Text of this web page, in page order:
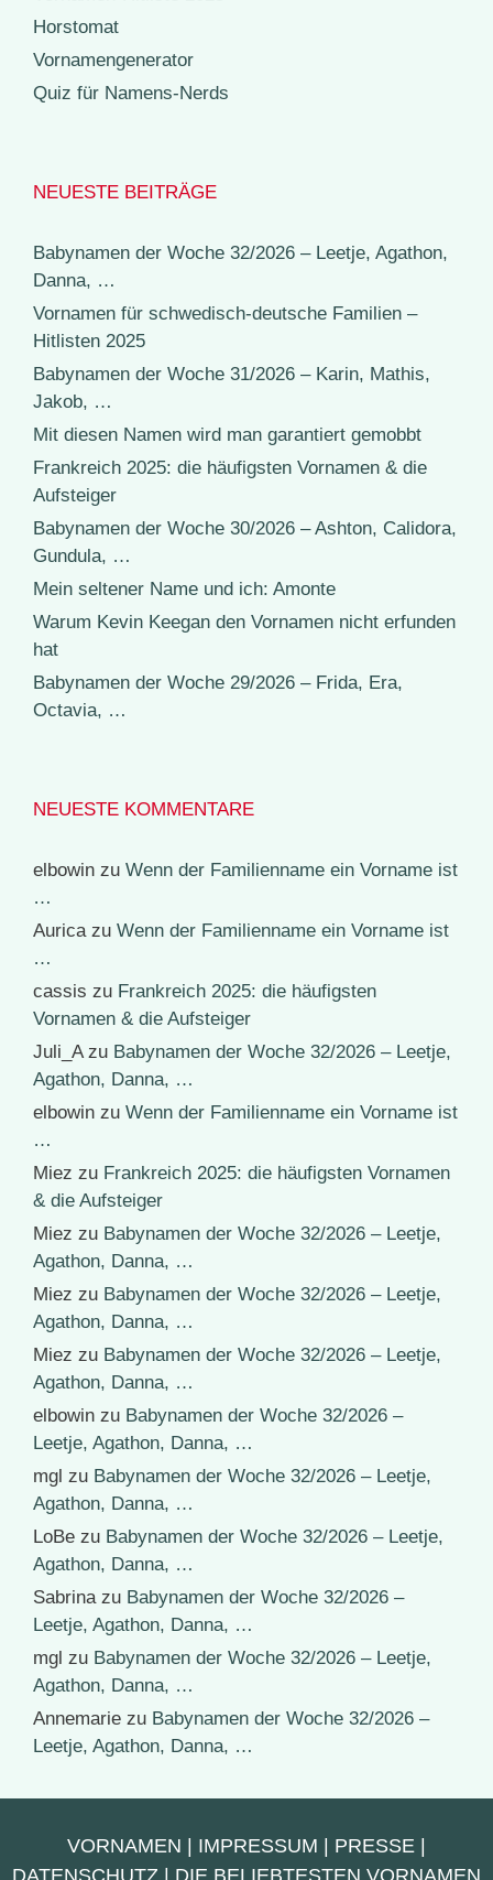
Horstomat
Vornamengenerator
Quiz für Namens-Nerds
NEUESTE BEITRÄGE
Babynamen der Woche 32/2026 – Leetje, Agathon,
Danna, …
Vornamen für schwedisch-deutsche Familien –
Hitlisten 2025
Babynamen der Woche 31/2026 – Karin, Mathis,
Jakob, …
Mit diesen Namen wird man garantiert gemobbt
Frankreich 2025: die häufigsten Vornamen & die
Aufsteiger
Babynamen der Woche 30/2026 – Ashton, Calidora,
Gundula, …
Mein seltener Name und ich: Amonte
Warum Kevin Keegan den Vornamen nicht erfunden
hat
Babynamen der Woche 29/2026 – Frida, Era,
Octavia, …
NEUESTE KOMMENTARE
elbowin zu Wenn der Familienname ein Vorname ist
…
Auricazu Wenn der Familienname ein Vorname ist
…
cassis zu Frankreich 2025: die häufigsten
Vornamen & die Aufsteiger
Juli_Azu Babynamen der Woche 32/2026 – Leetje,
Agathon, Danna, …
elbowin zu Wenn der Familienname ein Vorname ist
…
Miez zu Frankreich 2025: die häufigsten Vornamen
& die Aufsteiger
Miez zu Babynamen der Woche 32/2026 – Leetje,
Agathon, Danna, …
Miez zu Babynamen der Woche 32/2026 – Leetje,
Agathon, Danna, …
Miez zu Babynamen der Woche 32/2026 – Leetje,
Agathon, Danna, …
elbowin zu Babynamen der Woche 32/2026 –
Leetje, Agathon, Danna, …
mgl zu Babynamen der Woche 32/2026 – Leetje,
Agathon, Danna, …
LoBe zu Babynamen der Woche 32/2026 – Leetje,
Agathon, Danna, …
Sabrinazu Babynamen der Woche 32/2026 –
Leetje, Agathon, Danna, …
mgl zu Babynamen der Woche 32/2026 – Leetje,
Agathon, Danna, …
Annemarie zu Babynamen der Woche 32/2026 –
Leetje, Agathon, Danna, …
VORNAMEN | IMPRESSUM | PRESSE |
DATENSCHUTZ | DIE BELIEBTESTEN VORNAMEN